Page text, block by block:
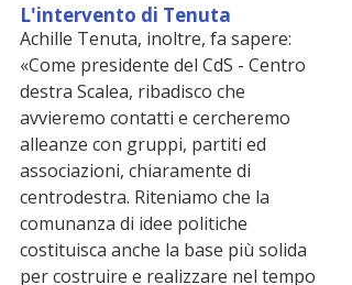
L'intervento di Tenuta
Achille Tenuta, inoltre, fa sapere:
«Come presidente del CdS - Centro
destra Scalea, ribadisco che
avvieremo contatti e cercheremo
alleanze con gruppi, partiti ed
associazioni, chiaramente di
centrodestra. Riteniamo che la
comunanza di idee politiche
costituisca anche la base più solida
per costruire e realizzare nel tempo